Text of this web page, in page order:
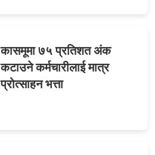
कासमूमा ७५ प्रतिशत अंक
कटाउने कर्मचारीलाई मात्र
प्रोत्साहन भत्ता